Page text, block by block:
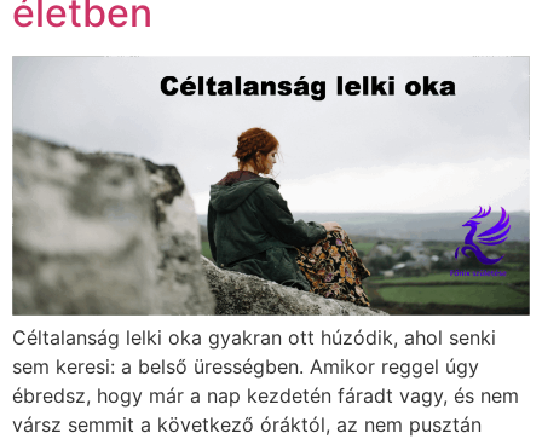
életben
Céltalanság lelki oka gyakran ott húzódik, ahol senki
sem keresi: a belső ürességben. Amikor reggel úgy
ébredsz, hogy már a nap kezdetén fáradt vagy, és nem
vársz semmit a következő óráktól, az nem pusztán